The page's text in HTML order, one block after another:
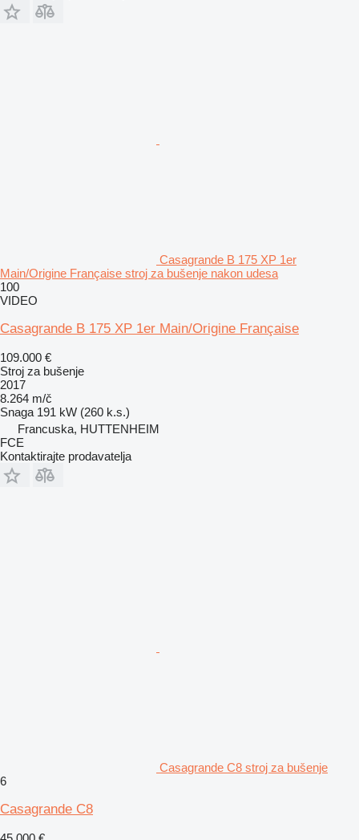
Casagrande B 175 XP 1er
Main/Origine Française stroj za bušenje nakon udesa
100
VIDEO
Casagrande B 175 XP 1er Main/Origine Française
109.000 €
Stroj za bušenje
2017
8.264 m/č
Snaga 191 kW (260 k.s.)
Francuska, HUTTENHEIM
FCE
Kontaktirajte prodavatelja
Casagrande C8 stroj za bušenje
6
Casagrande C8